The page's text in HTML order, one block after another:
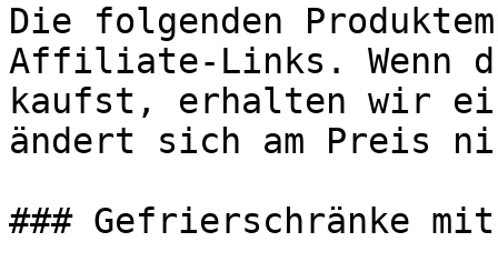
Die folgenden
Affiliate-Links. Wenn
kaufst, erhalten wir
ändert sich am Preis
### Gefrierschränke mit